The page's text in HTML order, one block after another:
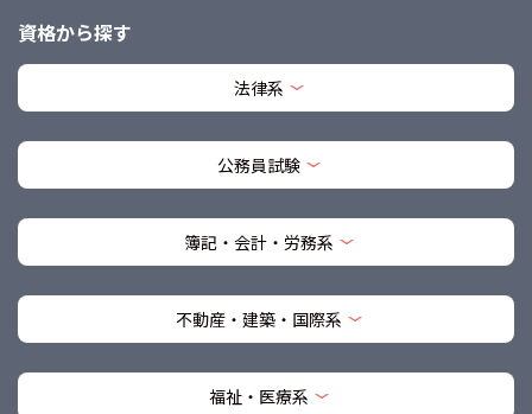
資格から探す
法律系
公務員試験
簿記・会計・労務系
不動産・建築・国際系
福祉・医療系